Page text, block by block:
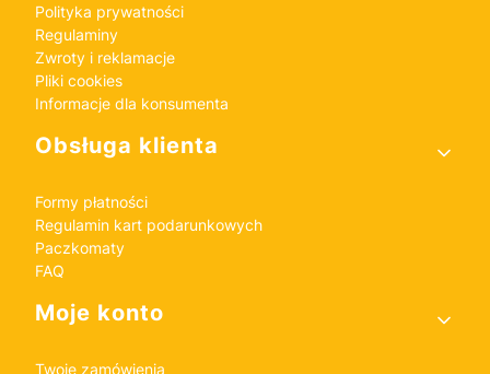
Polityka prywatności
Regulaminy
Zwroty i reklamacje
Pliki cookies
Informacje dla konsumenta
Obsługa klienta
Formy płatności
Regulamin kart podarunkowych
Paczkomaty
FAQ
Moje konto
Twoje zamówienia